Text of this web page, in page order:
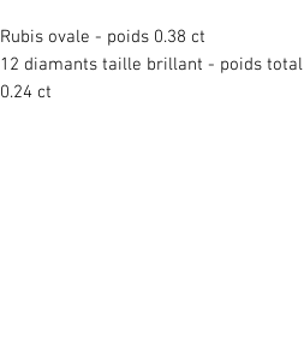
Rubis ovale - poids 0.38 ct
12 diamants taille brillant - poids total
0.24 ct